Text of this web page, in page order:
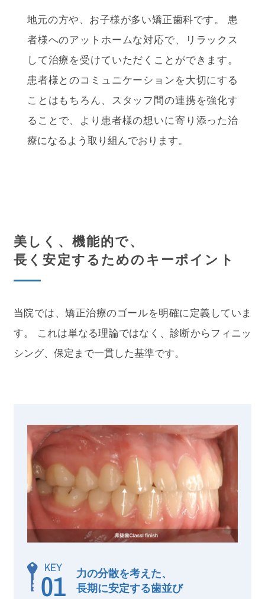
地元の方や、お子様が多い矯正歯科です。 患
者様へのアットホームな対応で、リラックス
して治療を受けていただくことができます。
患者様とのコミュニケーションを大切にする
ことはもちろん、スタッフ間の連携を強化す
ることで、より患者様の想いに寄り添った治
療になるよう取り組んでおります。
美しく、機能的で、
長く安定するためのキーポイント
当院では、矯正治療のゴールを明確に定義していま
す。 これは単なる理論ではなく、診断からフィニッ
シング、保定まで一貫した基準です。
KEY
01
力の分散を考えた、
長期に安定する歯並び